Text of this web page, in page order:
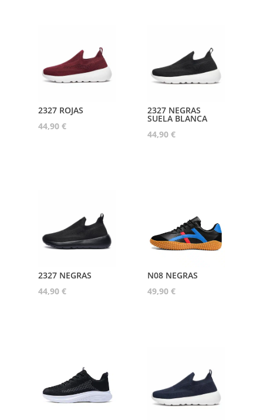
2327 ROJAS
44,90 €
2327 NEGRAS
SUELA BLANCA
44,90€
2327 NEGRAS
44,90 €
N08 NEGRAS
49,90€